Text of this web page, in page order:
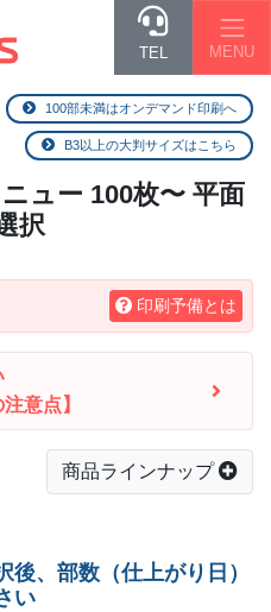
TEL MENU
ュー 100枚〜 平面
択
100部未満はオンデマンド印刷へ
B3以上の大判サイズはこちら
印刷予備とは
意点】
商品ラインナップ
、部数（仕上がり日）
い